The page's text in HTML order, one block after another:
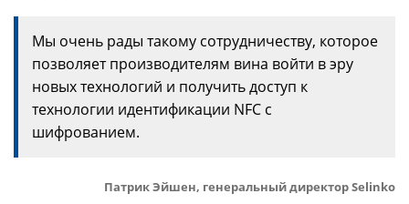
Мы очень рады такому сотрудничеству, которое
позволяет производителям вина войти в эру
новых технологий и получить доступ к
технологии идентификации NFC с
шифрованием.
Патрик Эйшен, генеральный директор Selinko